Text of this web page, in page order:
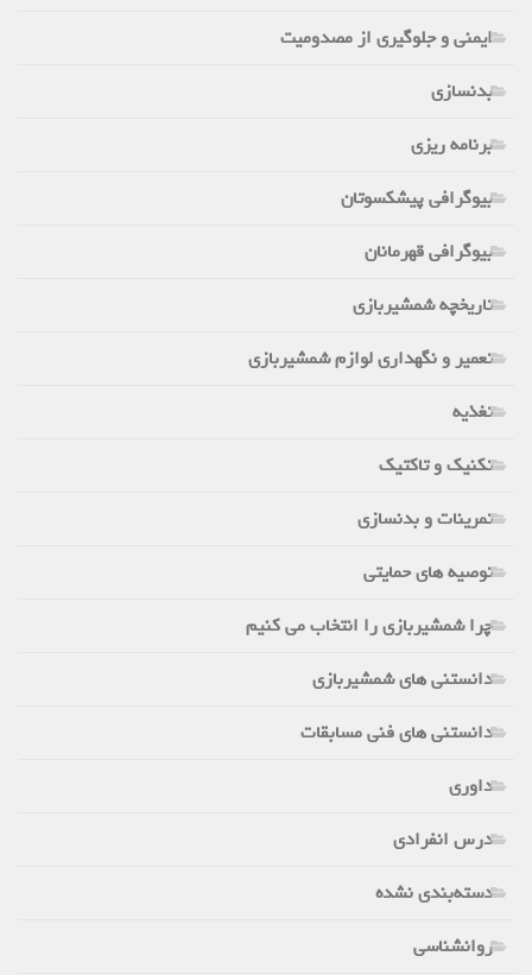
ایمنی و جلوگیری از مصدومیت
بدنسازی
برنامه ریزی
بیوگرافی پیشکسوتان
بیوگرافی قهرمانان
تاریخچه شمشیربازی
تعمیر و نگهداری لوازم شمشیربازی
تغذیه
تکنیک و تاکتیک
تمرینات و بدنسازی
توصیه های حمایتی
چرا شمشیربازی را انتخاب می کنیم
دانستنی های شمشیربازی
دانستنی های فنی مسابقات
داوری
درس انفرادی
دسته‌بندی نشده
روانشناسی